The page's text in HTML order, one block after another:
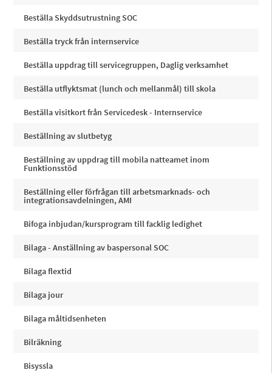
Beställa Skyddsutrustning SOC
Beställa tryck från internservice
Beställa uppdrag till servicegruppen, Daglig verksamhet
Beställa utflyktsmat (lunch och mellanmål) till skola
Beställa visitkort från Servicedesk - Internservice
Beställning av slutbetyg
Beställning av uppdrag till mobila natteamet inom
Funktionsstöd
Beställning eller förfrågan till arbetsmarknads- och
integrationsavdelningen, AMI
Bifoga inbjudan/kursprogram till facklig ledighet
Bilaga - Anställning av baspersonal SOC
Bilaga flextid
Bilaga jour
Bilaga måltidsenheten
Bilräkning
Bisyssla